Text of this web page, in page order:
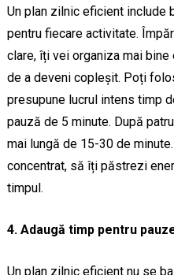
Un plan zilnic eficient include
pentru fiecare activitate.
clare, îți vei organiza mai
de a deveni copleșit. Poți
presupune lucrul intens timp
pauză de 5 minute. După
mai lungă de 15-30 de
concentrat, să îți păstrezi
timpul.
4. Adaugă timp pentru
Un plan zilnic eficient nu se